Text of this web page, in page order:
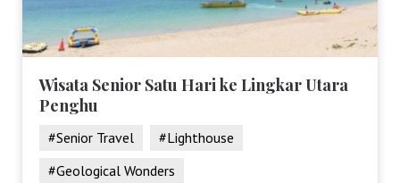
Wisata Senior Satu Hari ke Lingkar Utara
Penghu
#Senior Travel
#Lighthouse
#Geological Wonders